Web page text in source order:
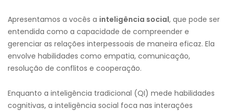
Apresentamos a vocês a inteligência social, que pode ser
entendida como a capacidade de compreender e
gerenciar as relações interpessoais de maneira eficaz. Ela
envolve habilidades como empatia, comunicação,
resolução de conflitos e cooperação.
Enquanto a inteligência tradicional (QI) mede habilidades
cognitivas, a inteligência social foca nas interações